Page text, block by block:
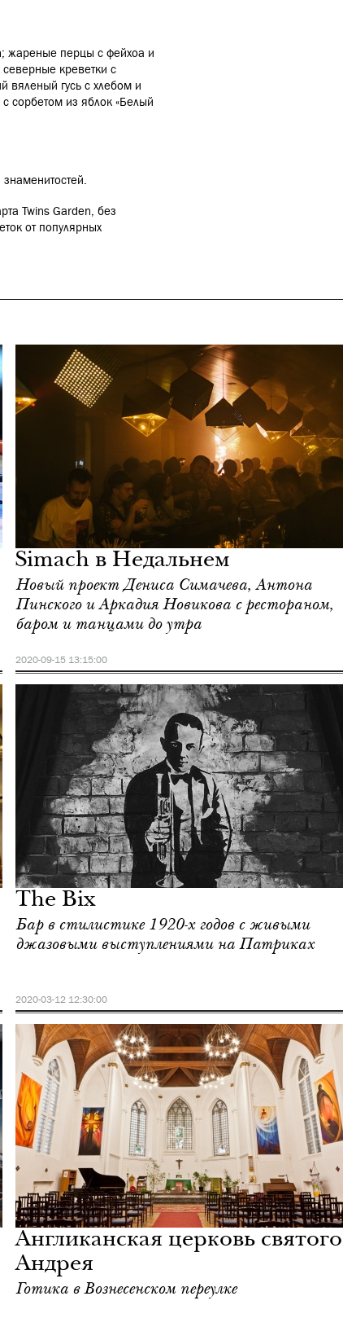
жареные перцы с фейхоа и
креветки с
вяленый гусь с хлебом и
сорбетом из яблок «Белый
Twins Garden, без
от популярных
Simach в Недальнем
Новый проект Дениса Симачева, Антона
Пинского и Аркадия Новикова с рестораном,
баром и танцами до утра
2020-09-15 13:15:00
The Bix
Бар в стилистике 1920-х годов с живыми
джазовыми выступлениями на Патриках
2020-03-12 12:30:00
Англиканская церковь святого
Андрея
Готика в Вознесенском переулке